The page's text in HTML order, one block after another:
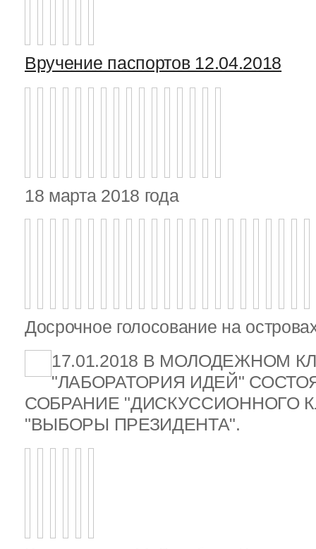
Вручение паспортов 12.04.2018
18 марта 2018 года
Досрочное голосование на
17.01.2018 В МОЛОДЕЖНОМ
"ЛАБОРАТОРИЯ ИДЕЙ"
СОБРАНИЕ "ДИСКУССИОННОГО
"ВЫБОРЫ ПРЕЗИДЕНТА".